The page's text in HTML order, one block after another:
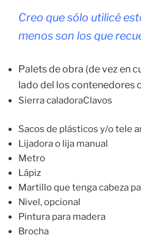
Creo que sólo utilicé
menos son los que
Palets de obra (de vez en
lado del los contenedores
Sierra caladoraClavos
Sacos de plásticos y/o tele
Lijadora o lija manual
Metro
Lápiz
Martillo que tenga cabeza
Nivel, opcional
Pintura para madera
Brocha